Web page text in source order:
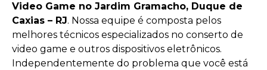
Video Game no Jardim Gramacho, Duque de
Caxias – RJ. Nossa equipe é composta pelos
melhores técnicos especializados no conserto de
video game e outros dispositivos eletrônicos.
Independentemente do problema que você está